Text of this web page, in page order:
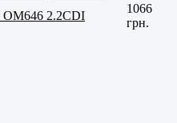
OM646 2.2CDI
1066
грн.